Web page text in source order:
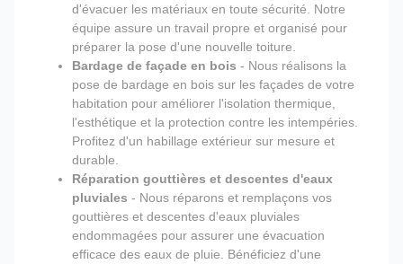
d'évacuer les matériaux en toute sécurité. Notre
équipe assure un travail propre et organisé pour
préparer la pose d'une nouvelle toiture.
Bardage de façade en bois - Nous réalisons la
pose de bardage en bois sur les façades de votre
habitation pour améliorer l'isolation thermique,
l'esthétique et la protection contre les intempéries.
Profitez d'un habillage extérieur sur mesure et
durable.
Réparation gouttières et descentes d'eaux
pluviales - Nous réparons et remplaçons vos
gouttières et descentes d'eaux pluviales
endommagées pour assurer une évacuation
efficace des eaux de pluie. Bénéficiez d'une